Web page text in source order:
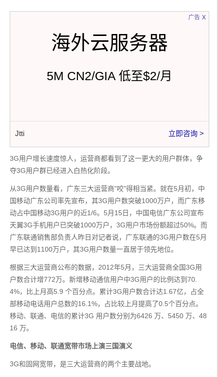
广告
海外云服务器
5M CN2/GIA 低至$2/月
Jtti 立即咨询 >
x
3G用户增长速度惊人，运营商都看到了这一更大的用户群体，争
夺3G用户群已经进入白热化阶段。
从3G用户数量看，广东三大运营商"咬"得相当紧。就在5月初，中
国移动广东公司率先宣布，其3G用户数突破1000万户，而广东移
动占中国移动3G用户的近1/6。5月15日，中国电信广东公司宣布
天翼3G手机用户已突破1000万户，3G用户市场份额超过50%。而
广东联通销售部负责人昨日对记者说，广东联通的3G用户数在5月
早已达到1100万户，其3G用户数量一直居于领先地位。
根据三大运营商公布的数据，2012年5月，三大运营商全国3G用
户数合计增772万。新增移动通信用户中3G用户的比例达到70.
4%，比上月高5.9 个百分点。累计3G用户数合计达1.67亿，占全
部移动电话用户总数的16.1%，占比较上月提高了0.5个百分点。
移动、联通、电信的累计3G 用户数分别为6426 万、5450 万、48
16 万。
电信、移动、联通宽带市场上演三国演义
3G和固网宽带，是三大运营商的两个主要战地。